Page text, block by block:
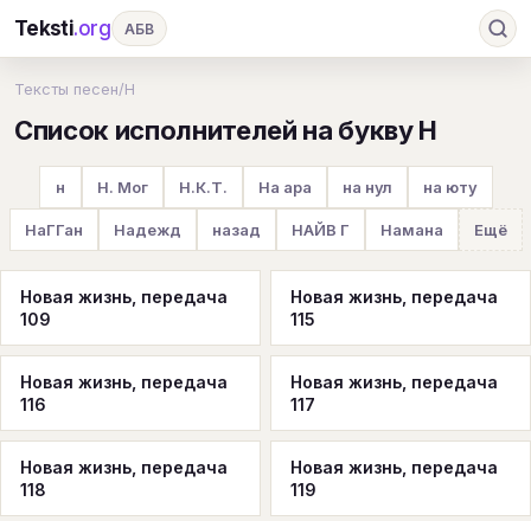
Teksti.org АБВ
И К Л М Н О П Р
Т У Ф Х Ц Ч Ш Э Ю
Я D E
H I J K M N O P
Q
Z #
Тексты песен/Н
Список исполнителей на букву Н
н Н. Мог Н.К.Т. На ара на нул на юту
НаГГан Надежд назад НАЙВ Г Намана Ещё
Новая жизнь, передача
109
Новая жизнь, передача
115
Новая жизнь, передача
116
Новая жизнь, передача
117
Новая жизнь, передача
118
Новая жизнь, передача
119